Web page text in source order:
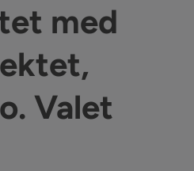
med
Valet